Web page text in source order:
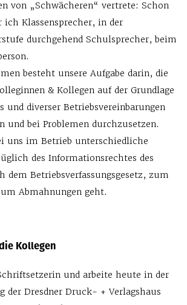
von „Schwächeren“ vertrete: Schon
ich Klassensprecher, in der
durchgehend Schulsprecher, beim
besteht unsere Aufgabe darin, die
& Kollegen auf der Grundlage
und diverser Betriebsvereinbarungen
und bei Problemen durchzusetzen.
uns im Betrieb unterschiedliche
des Informationsrechtes des
dem Betriebsverfassungsgesetz, zum
Abmahnungen geht.
Kollegen
und arbeite heute in der
der Dresdner Druck- + Verlagshaus